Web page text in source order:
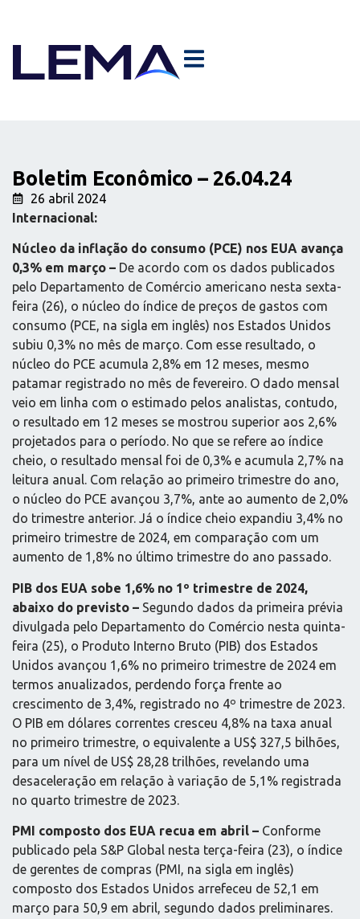
Boletim Econômico – 26.04.24
26 abril 2024
Internacional:
Núcleo da inflação do consumo (PCE) nos EUA avança
0,3% em março – De acordo com os dados publicados
pelo Departamento de Comércio americano nesta sexta-
feira (26), o núcleo do índice de preços de gastos com
consumo (PCE, na sigla em inglês) nos Estados Unidos
subiu 0,3% no mês de março. Com esse resultado, o
núcleo do PCE acumula 2,8% em 12 meses, mesmo
patamar registrado no mês de fevereiro. O dado mensal
veio em linha com o estimado pelos analistas, contudo,
o resultado em 12 meses se mostrou superior aos 2,6%
projetados para o período. No que se refere ao índice
cheio, o resultado mensal foi de 0,3% e acumula 2,7% na
leitura anual. Com relação ao primeiro trimestre do ano,
o núcleo do PCE avançou 3,7%, ante ao aumento de 2,0%
do trimestre anterior. Já o índice cheio expandiu 3,4% no
primeiro trimestre de 2024, em comparação com um
aumento de 1,8% no último trimestre do ano passado.
PIB dos EUA sobe 1,6% no 1º trimestre de 2024,
abaixo do previsto – Segundo dados da primeira prévia
divulgada pelo Departamento do Comércio nesta quinta-
feira (25), o Produto Interno Bruto (PIB) dos Estados
Unidos avançou 1,6% no primeiro trimestre de 2024 em
termos anualizados, perdendo força frente ao
crescimento de 3,4%, registrado no 4º trimestre de 2023.
O PIB em dólares correntes cresceu 4,8% na taxa anual
no primeiro trimestre, o equivalente a US$ 327,5 bilhões,
para um nível de US$ 28,28 trilhões, revelando uma
desaceleração em relação à variação de 5,1% registrada
no quarto trimestre de 2023.
PMI composto dos EUA recua em abril – Conforme
publicado pela S&P Global nesta terça-feira (23), o índice
de gerentes de compras (PMI, na sigla em inglês)
composto dos Estados Unidos arrefeceu de 52,1 em
março para 50,9 em abril, segundo dados preliminares.